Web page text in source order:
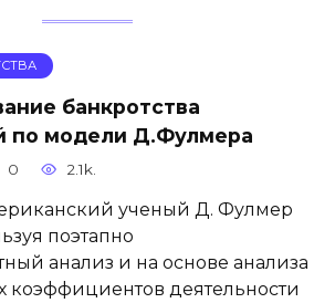
банкротства
по модели Д.Фулмера
0 2.1k.
ученый Д. Фулмер
поэтапно
анализ и на основе анализа
коэффициентов деятельности